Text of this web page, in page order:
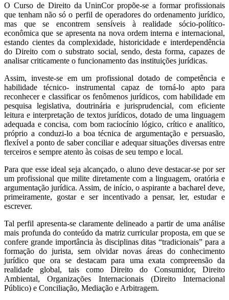
O Curso de Direito da UninCor propõe-se a formar profissionais
que tenham não só o perfil de operadores do ordenamento jurídico,
mas que se encontrem sensíveis à realidade sócio-político-
econômica que se apresenta na nova ordem interna e internacional,
estando cientes da complexidade, historicidade e interdependência
do Direito com o substrato social, sendo, desta forma, capazes de
analisar criticamente o funcionamento das instituições jurídicas.
Assim, investe-se em um profissional dotado de competência e
habilidade técnico- instrumental capaz de torná-lo apto para
reconhecer e classificar os fenômenos jurídicos, com habilidade em
pesquisa legislativa, doutrinária e jurisprudencial, com eficiente
leitura e interpretação de textos jurídicos, dotado de uma linguagem
adequada e concisa, com bom raciocínio lógico, crítico e analítico,
próprio a conduzi-lo a boa técnica de argumentação e persuasão,
flexível a ponto de saber conciliar e adequar situações diversas entre
terceiros e sempre atento às coisas de seu tempo e local.
Para que esse ideal seja alcançado, o aluno deve destacar-se por ser
um profissional que milite diretamente com a linguagem, oratória e
argumentação jurídica. Assim, de início, o aspirante a bacharel deve,
primeiramente, gostar e ser incentivado a pensar, ler, estudar e
escrever.
Tal perfil apresenta-se claramente delineado a partir de uma análise
mais profunda do conteúdo da matriz curricular proposta, em que se
confere grande importância às disciplinas ditas “tradicionais” para a
formação do jurista, sem olvidar novas áreas do conhecimento
jurídico que ora se destacam para uma exata compreensão da
realidade global, tais como Direito do Consumidor, Direito
Ambiental, Organizações Internacionais (Direito Internacional
Público) e Conciliação, Mediação e Arbitragem.